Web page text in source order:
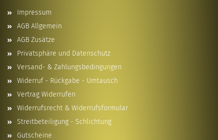
Impressum
AGB Allgemein
AGB Zusätze
Privatsphäre und Datenschutz
Versand- & Zahlungsbedingungen
Widerruf - Rückgabe - Umtausch
Vertrag Widerrufen
Widerrufsrecht & Widerrufsformular
Streitbeteiligung - Schlichtung
Gutscheine